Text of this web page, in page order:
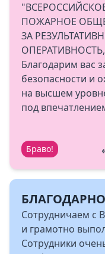
ПОЖАРНОЕ
ЗА
Благодарим вас
безопасности и
на высшем
под
Браво!
Сотрудничаем с
и грамотно
Сотрудники